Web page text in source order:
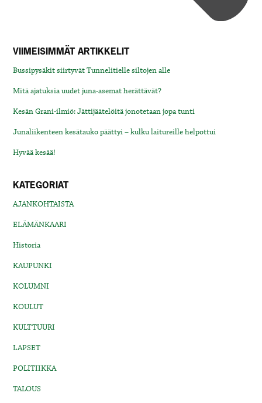
VIIMEISIMMÄT ARTIKKELIT
Bussipysäkit siirtyvät Tunnelitielle siltojen alle
Mitä ajatuksia uudet juna-asemat herättävät?
Kesän Grani-ilmiö: Jättijäätelöitä jonotetaan jopa tunti
Junaliikenteen kesätauko päättyi – kulku laitureille helpottui
Hyvää kesää!
KATEGORIAT
AJANKOHTAISTA
ELÄMÄNKAARI
Historia
KAUPUNKI
KOLUMNI
KOULUT
KULTTUURI
LAPSET
POLITIIKKA
TALOUS